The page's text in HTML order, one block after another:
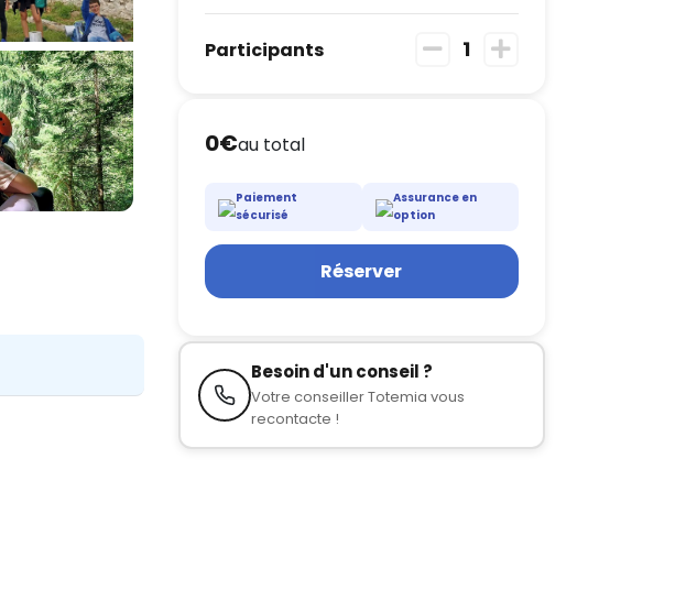
Participants 1
0€au total
Paiement
sécurisé
Assurance en
option
Réserver
Besoin d'un conseil ?
Votre conseiller Totemia vous
recontacte !